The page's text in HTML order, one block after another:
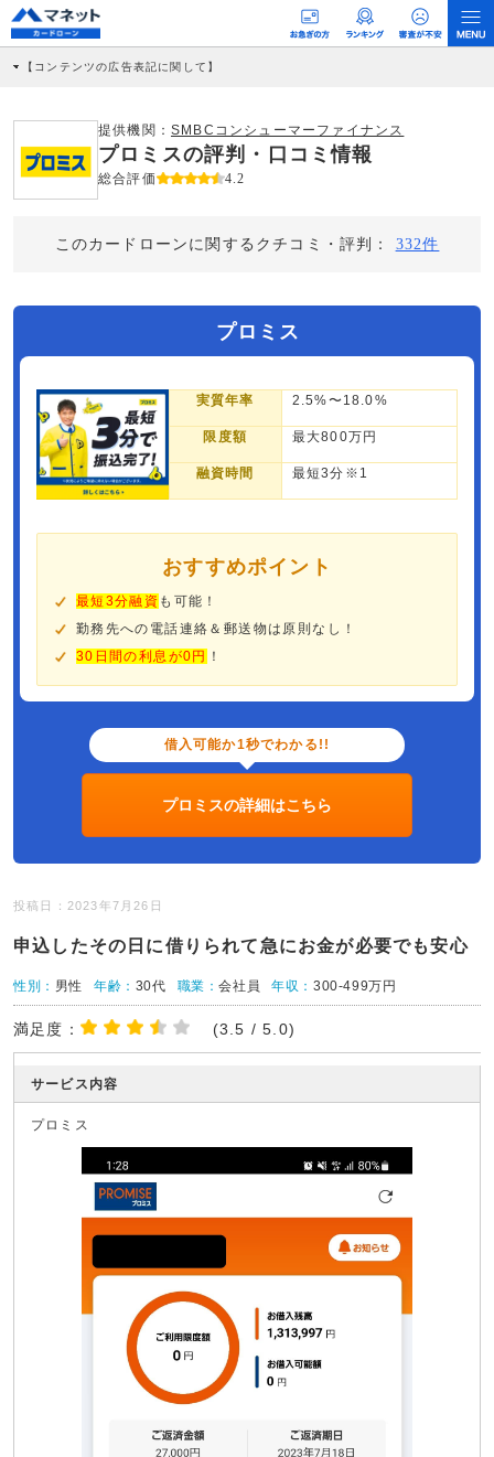
【コンテンツの広告表記に関して】
社に対して企業から紹介報酬が支払われるという収益モデルです。 ただし、特定の
商品を根拠なくPRするものではなく、当編集部の調査／ユーザーへの口コミ収集な
どに基づき、公平性を担保した情報提供を行っています。
>提携企業一覧
提供機関： SMBCコンシューマーファイナンス
プロミスの評判・口コミ情報
総合評価 4.2
このカードローンに関するクチコミ・評判： 332件
プロミス
実質年率 2.5%〜18.0%
限度額 最大800万円
融資時間 最短3分※1
おすすめポイント
最短3分融資 も可能！
勤務先への電話連絡＆郵送物は原則なし！
30日間の利息が0円
！
借入可能か1秒でわかる!!
プロミスの詳細はこちら
投稿日：2023年7月26日
申込したその日に借りられて急にお金が必要でも安心
性別： 男性 年齢： 30代 職業：会社員 年収：300-499万円
満足度： (3.5 / 5.0)
サービス内容
プロミス